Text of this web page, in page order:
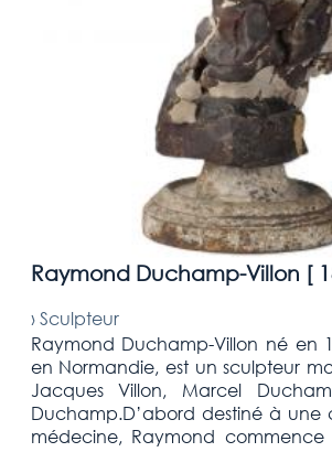
Raymond Duchamp-Villon [
›Sculpteur
Raymond Duchamp-Villon né en
en Normandie, est un sculpteur
Jacques Villon, Marcel
Duchamp.D’abord destiné à une
médecine, Raymond